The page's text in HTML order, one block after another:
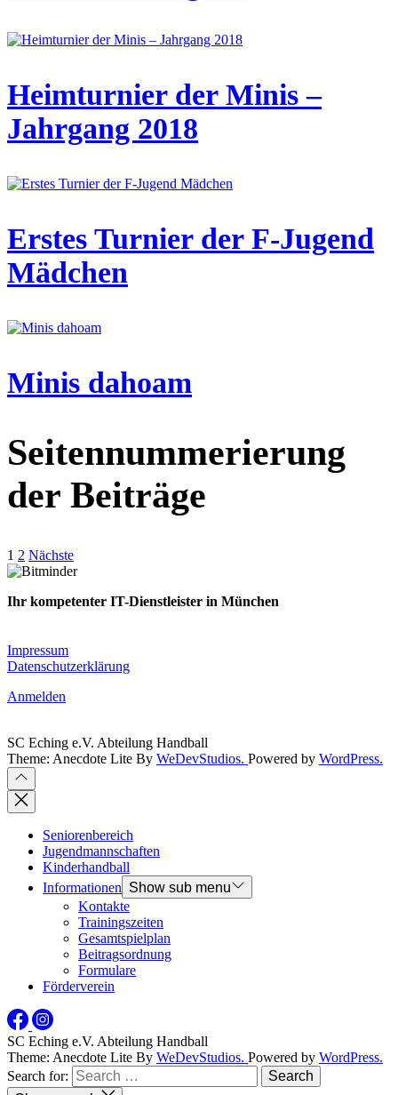
Heimturnier der Minis –
Jahrgang 2018
Erstes Turnier der F-Jugend
Mädchen
Minis dahoam
Seitennummerierung
der Beiträge
1 2 Nächste
Ihr kompetenter IT-Dienstleister in München
Impressum
Datenschutzerklärung
Anmelden
SC Eching e.V. Abteilung Handball
Theme: Anecdote Lite By WeDevStudios. Powered by WordPress.
Seniorenbereich
Jugendmannschaften
Kinderhandball
Informationen Show sub menu
Kontakte
Trainingszeiten
Gesamtspielplan
Beitragsordnung
Formulare
Förderverein
SC Eching e.V. Abteilung Handball
Theme: Anecdote Lite By WeDevStudios. Powered by WordPress.
Search for: